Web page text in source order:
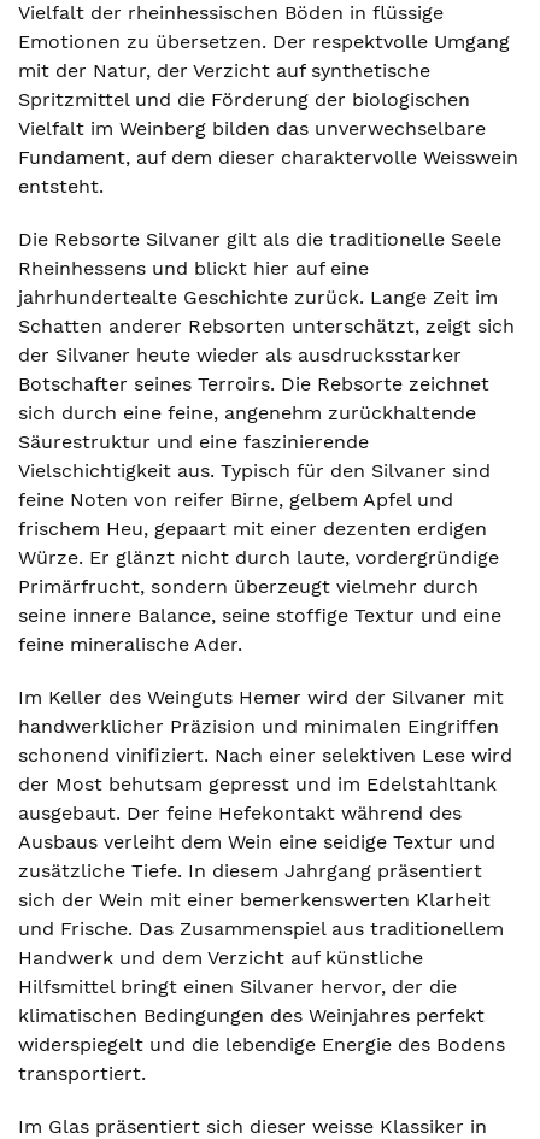
Vielfalt der rheinhessischen Böden in flüssige
Emotionen zu übersetzen. Der respektvolle Umgang
mit der Natur, der Verzicht auf synthetische
Spritzmittel und die Förderung der biologischen
Vielfalt im Weinberg bilden das unverwechselbare
Fundament, auf dem dieser charaktervolle Weisswein
entsteht.
Die Rebsorte Silvaner gilt als die traditionelle Seele
Rheinhessens und blickt hier auf eine
jahrhundertealte Geschichte zurück. Lange Zeit im
Schatten anderer Rebsorten unterschätzt, zeigt sich
der Silvaner heute wieder als ausdrucksstarker
Botschafter seines Terroirs. Die Rebsorte zeichnet
sich durch eine feine, angenehm zurückhaltende
Säurestruktur und eine faszinierende
Vielschichtigkeit aus. Typisch für den Silvaner sind
feine Noten von reifer Birne, gelbem Apfel und
frischem Heu, gepaart mit einer dezenten erdigen
Würze. Er glänzt nicht durch laute, vordergründige
Primärfrucht, sondern überzeugt vielmehr durch
seine innere Balance, seine stoffige Textur und eine
feine mineralische Ader.
Im Keller des Weinguts Hemer wird der Silvaner mit
handwerklicher Präzision und minimalen Eingriffen
schonend vinifiziert. Nach einer selektiven Lese wird
der Most behutsam gepresst und im Edelstahltank
ausgebaut. Der feine Hefekontakt während des
Ausbaus verleiht dem Wein eine seidige Textur und
zusätzliche Tiefe. In diesem Jahrgang präsentiert
sich der Wein mit einer bemerkenswerten Klarheit
und Frische. Das Zusammenspiel aus traditionellem
Handwerk und dem Verzicht auf künstliche
Hilfsmittel bringt einen Silvaner hervor, der die
klimatischen Bedingungen des Weinjahres perfekt
widerspiegelt und die lebendige Energie des Bodens
transportiert.
Im Glas präsentiert sich dieser weisse Klassiker in